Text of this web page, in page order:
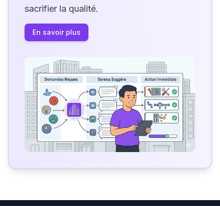
sacrifier la qualité.
En savoir plus